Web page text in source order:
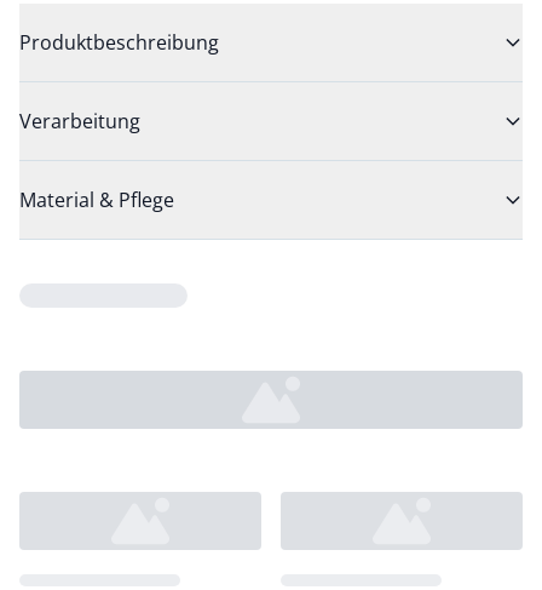
Produktbeschreibung
Verarbeitung
Material & Pflege